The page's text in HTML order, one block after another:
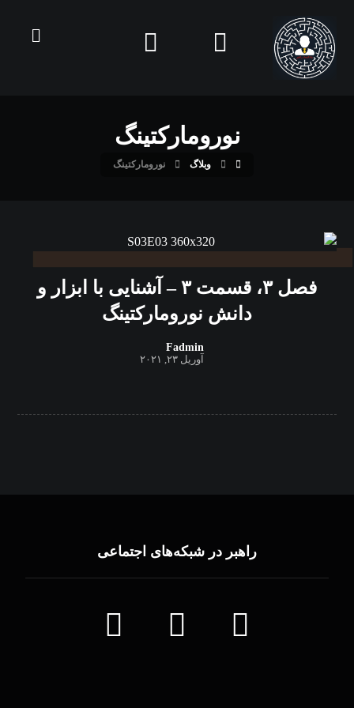
نورومارکتینگ
وبلاگ نورومارکتینگ
فصل ۳، قسمت ۳ – آشنایی با ابزار و
دانش نورومارکتینگ
Fadmin
آوریل ۲۳, ۲۰۲۱
راهبر در شبکه‌های اجتماعی